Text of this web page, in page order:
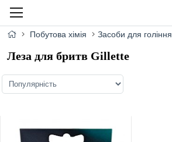
Побутова хімія Засоби для гоління
Леза для бритв Gillette